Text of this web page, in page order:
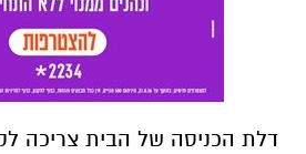
דלת הכניסה של הבית צריכה